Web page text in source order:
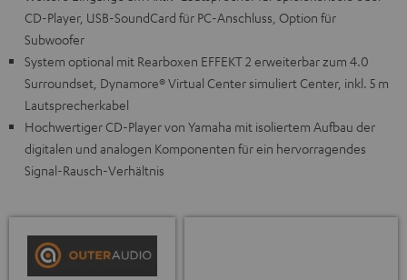
CD-Player, USB-SoundCard für PC-Anschluss, Option für
Subwoofer
System optional mit Rearboxen EFFEKT 2 erweiterbar zum 4.0
Surroundset, Dynamore® Virtual Center simuliert Center, inkl. 5 m
Lautsprecherkabel
Hochwertiger CD-Player von Yamaha mit isoliertem Aufbau der
digitalen und analogen Komponenten für ein hervorragendes
Signal-Rausch-Verhältnis